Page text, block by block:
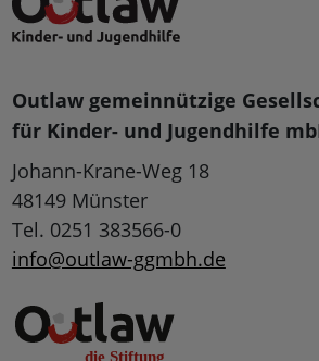
Outlaw gemeinnützige
für Kinder- und Jugendhilfe
Johann-Krane-Weg 18
48149 Münster
Tel. 0251 383566-0
info@outlaw-ggmbh.de